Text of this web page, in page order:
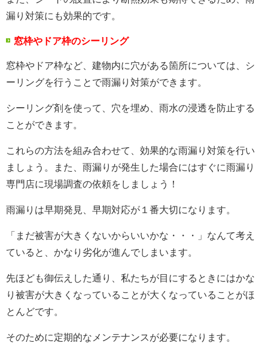
漏り対策にも効果的です。
窓枠やドア枠のシーリング
窓枠やドア枠など、建物内に穴がある箇所については、シ
ーリングを行うことで雨漏り対策ができます。
シーリング剤を使って、穴を埋め、雨水の浸透を防止する
ことができます。
これらの方法を組み合わせて、効果的な雨漏り対策を行い
ましょう。また、雨漏りが発生した場合にはすぐに雨漏り
専門店に現場調査の依頼をしましょう！
雨漏りは早期発見、早期対応が１番大切になります。
「まだ被害が大きくないからいいかな・・・」なんて考え
ていると、かなり劣化が進んでしまいます。
先ほども御伝えした通り、私たちが目にするときにはかな
り被害が大きくなっていることが大くなっていることがほ
とんどです。
そのために定期的なメンテナンスが必要になります。